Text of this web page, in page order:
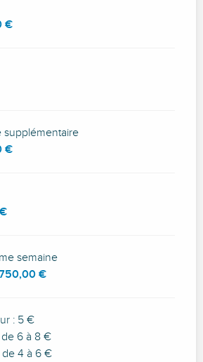
€
supplémentaire
€
semaine
€
: 5 €
de 6 à 8 €
de 4 à 6 €